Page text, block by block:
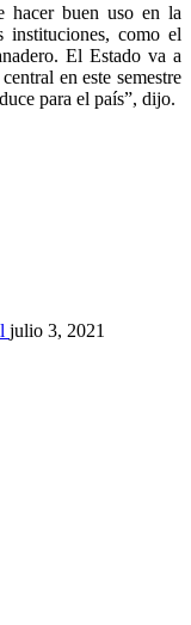
hacer buen uso en la
instituciones, como el
El Estado va a
en este semestre
para el país”, dijo.
julio 3, 2021